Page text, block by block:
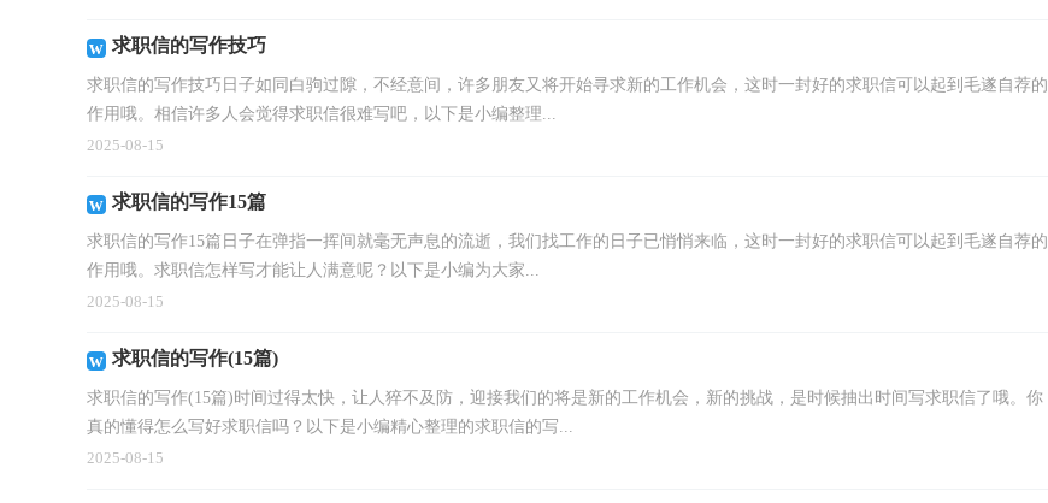
求职信的写作技巧
求职信的写作技巧日子如同白驹过隙，不经意间，许多朋友又将开始寻求新的工作机会，这时一封好的求职信可以起到毛遂自荐的
作用哦。相信许多人会觉得求职信很难写吧，以下是小编整理...
2025-08-15
求职信的写作15篇
求职信的写作15篇日子在弹指一挥间就毫无声息的流逝，我们找工作的日子已悄悄来临，这时一封好的求职信可以起到毛遂自荐的
作用哦。求职信怎样写才能让人满意呢？以下是小编为大家...
2025-08-15
求职信的写作(15篇)
求职信的写作(15篇)时间过得太快，让人猝不及防，迎接我们的将是新的工作机会，新的挑战，是时候抽出时间写求职信了哦。你
真的懂得怎么写好求职信吗？以下是小编精心整理的求职信的写...
2025-08-15